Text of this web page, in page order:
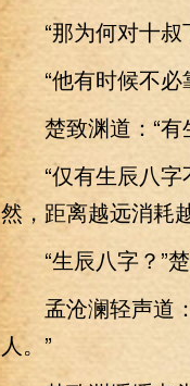
“那为何对十叔
“他有时候不必
楚致渊道：“有
“仅有生辰八字不
然，距离越远消耗
“生辰八字？”楚
孟沧澜轻声道：“
人。”